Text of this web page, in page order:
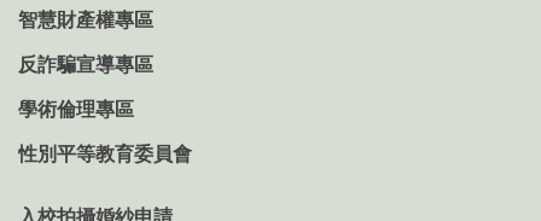
智慧財產權專區
反詐騙宣導專區
學術倫理專區
性別平等教育委員會